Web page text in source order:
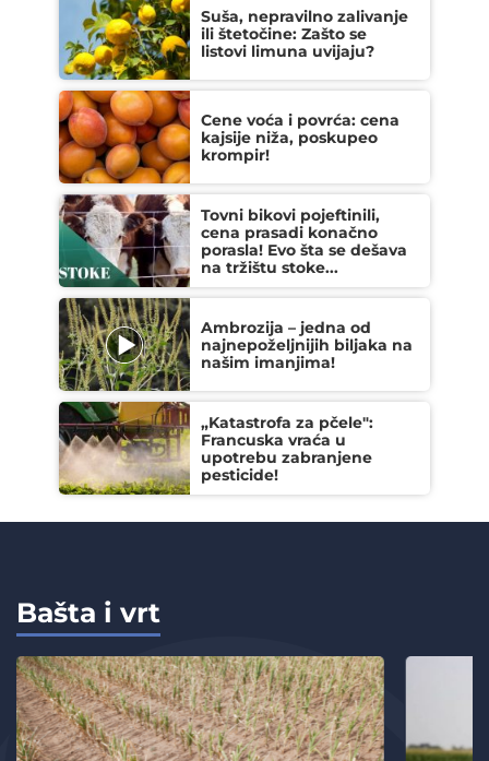
Suša, nepravilno zalivanje
ili štetočine: Zašto se
listovi limuna uvijaju?
Cene voća i povrća: cena
kajsije niža, poskupeo
krompir!
Tovni bikovi pojeftinili,
cena prasadi konačno
porasla! Evo šta se dešava
na tržištu stoke...
Ambrozija – jedna od
najnepoželjnijih biljaka na
našim imanjima!
„Katastrofa za pčele":
Francuska vraća u
upotrebu zabranjene
pesticide!
Bašta i vrt